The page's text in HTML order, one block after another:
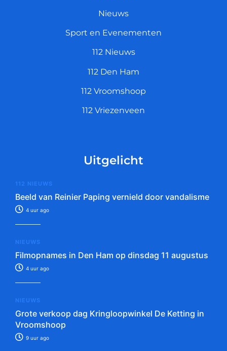
Nieuws
Sport en Evenementen
112 Nieuws
112 Den Ham
112 Vroomshoop
112 Vriezenveen
Uitgelicht
112 NIEUWS
Beeld van Reinier Paping vernield door vandalisme
4 uur ago
NIEUWS
Filmopnames in Den Ham op dinsdag 11 augustus
4 uur ago
NIEUWS
Grote verkoop dag Kringloopwinkel De Ketting in
Vroomshoop
9 uur ago